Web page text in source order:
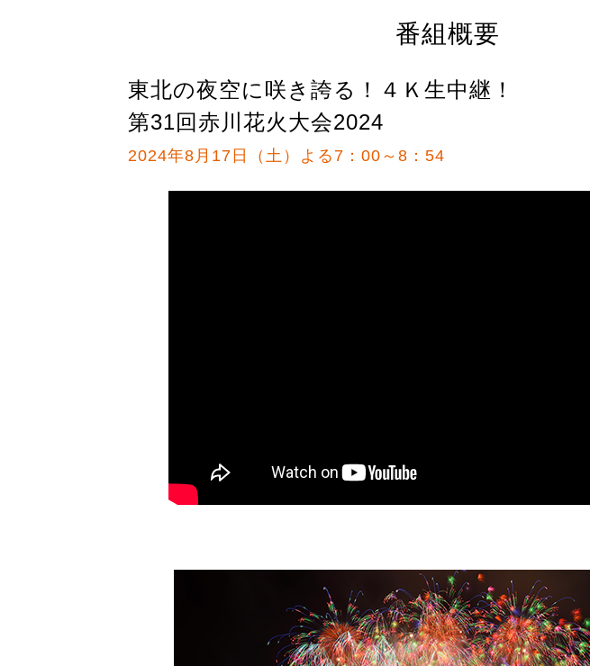
番組概要
東北の夜空に咲き誇る！４Ｋ生中継！
第31回赤川花火大会2024
2024年8月17日（土）よる7：00～8：54